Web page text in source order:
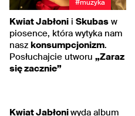
#muzyka
Kwiat Jabłoni i Skubas w
piosence, która wytyka nam
nasz konsumpcjonizm.
Posłuchajcie utworu „Zaraz
się zacznie”
Kwiat Jabłoniwyda album